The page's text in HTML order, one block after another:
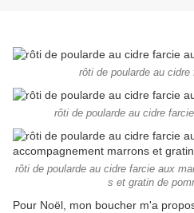
rôti de poularde au cidre
rôti de poularde au cidre
rôti de poularde au cidre farcie aux
s et gratin de
Pour Noël, mon boucher m'a